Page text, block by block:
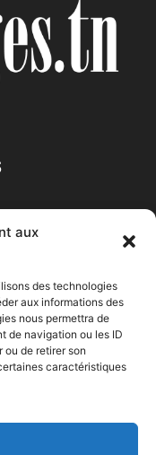
aux
des technologies
aux informations des
nous permettra de
de navigation ou les ID
ou de retirer son
caractéristiques